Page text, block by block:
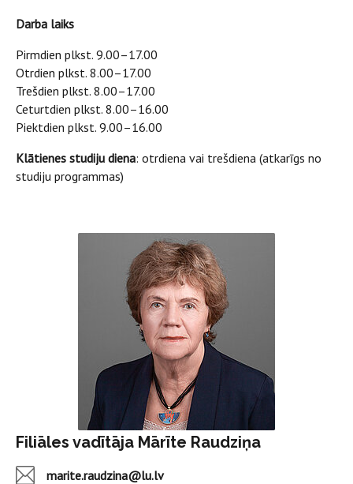
Darba laiks
Pirmdien plkst. 9.00–17.00
Otrdien plkst. 8.00–17.00
Trešdien plkst. 8.00–17.00
Ceturtdien plkst. 8.00–16.00
Piektdien plkst. 9.00–16.00
Klātienes studiju diena: otrdiena vai trešdiena (atkarīgs no
studiju programmas)
Filiāles vadītāja Mārīte Raudziņa
marite.raudzina@lu.lv